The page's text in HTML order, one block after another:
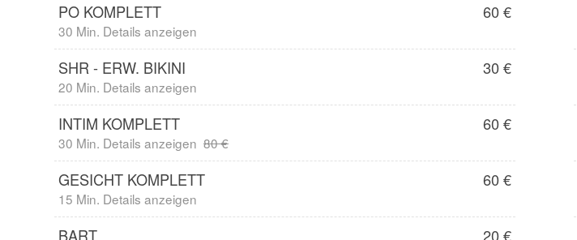
PO KOMPLETT 60 €
30 Min. Details anzeigen
SHR - ERW. BIKINI 30 €
20 Min. Details anzeigen
INTIM KOMPLETT 60 €
30 Min. Details anzeigen 80 €
GESICHT KOMPLETT 60 €
15 Min. Details anzeigen
BART 20 €